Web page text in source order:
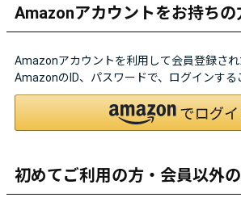
Amazonアカウントをお持ちの
Amazonアカウントを利用して会員登録され
AmazonのID、パスワードで、ログインする
初めてご利用の方・会員以外